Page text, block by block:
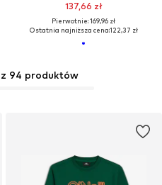
137,66 zł
Pierwotnie: 169,96 zł
Ostatnia najniższa cena:122,37 zł
94 produktów